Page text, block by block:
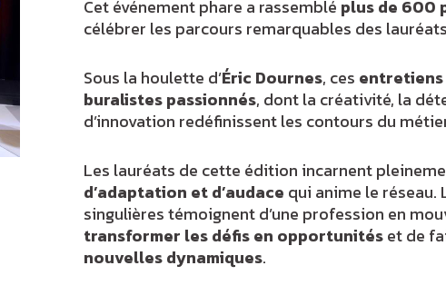
Cet événement phare a rassemblé plus de 600
célébrer les parcours remarquables des
Sous la houlette d’Éric Dournes, ces entretiens
buralistes passionnés, dont la créativité, la
d’innovation redéfinissent les contours du
Les lauréats de cette édition incarnent
d’adaptation et d’audace qui anime le réseau.
singulières témoignent d’une profession en
transformer les défis en opportunitéset de
nouvelles dynamiques.